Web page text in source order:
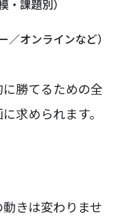
課題別）
オンラインなど）
勝てるための全
求められます。
動きは変わりませ